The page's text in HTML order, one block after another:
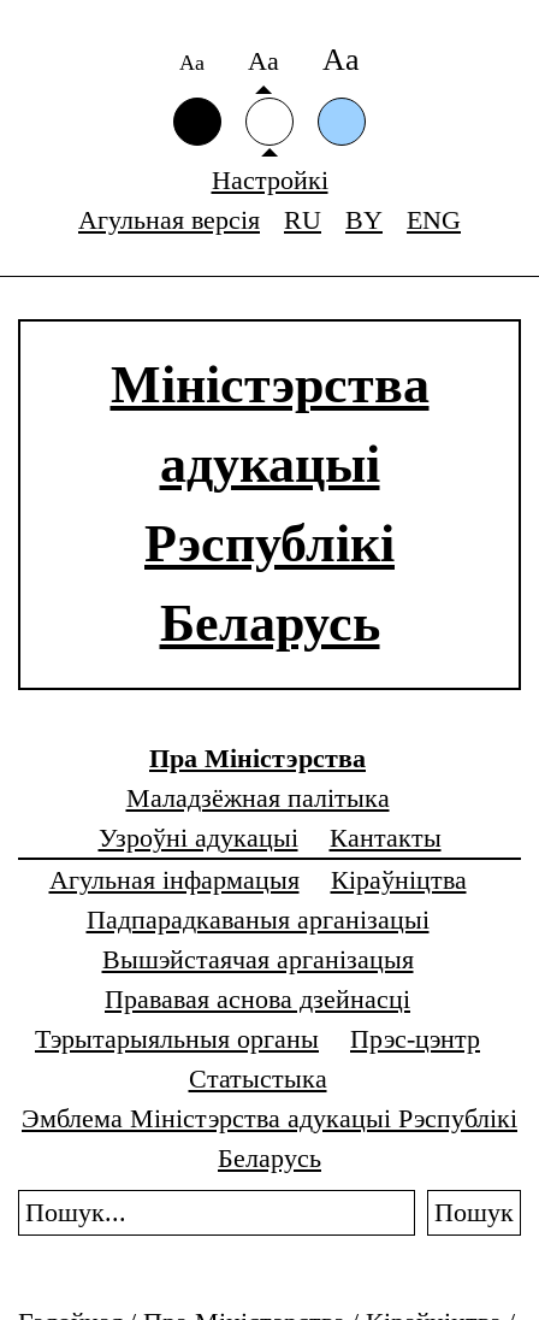
Аа Аа Аа
Настройкі
Агульная версія
RU BY ENG
Міністэрства
адукацыі
Рэспублікі
Беларусь
Пра Міністэрства
Маладзёжная палітыка
Узроўні адукацыі
Кантакты
Агульная інфармацыя
Кіраўніцтва
Падпарадкаваныя арганізацыі
Вышэйстаячая арганізацыя
Прававая аснова дзейнасці
Тэрытарыяльныя органы
Прэс-цэнтр
Статыстыка
Эмблема Міністэрства адукацыі Рэспублікі
Беларусь
Пошук